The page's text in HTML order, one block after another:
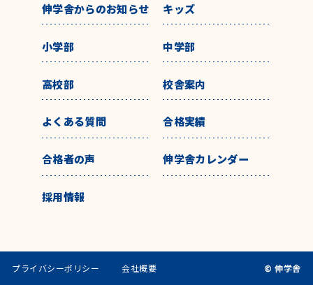
伸学舎からのお知らせ キッズ
小学部 中学部
高校部 校舎案内
よくある質問 合格実績
合格者の声 伸学舎カレンダー
採用情報
プライバシーポリシー 会社概要 © 伸学舎